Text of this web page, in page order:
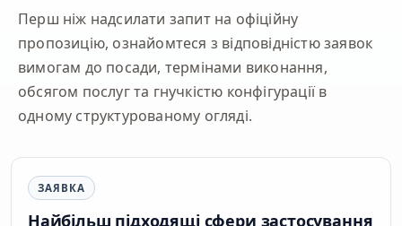
Перш ніж надсилати запит на офіційну
пропозицію, ознайомтеся з відповідністю заявок
вимогам до посади, термінами виконання,
обсягом послуг та гнучкістю конфігурації в
одному структурованому огляді.
ЗАЯВКА
Найбільш підходящі сфери застосування